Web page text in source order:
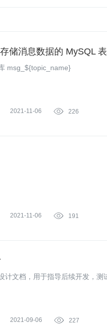
储消息数据的 MySQL
msg_${topic_name}
2021-11-06  226
2021-11-06  191
计文档，用于指导后续开发，测
2021-09-06  227